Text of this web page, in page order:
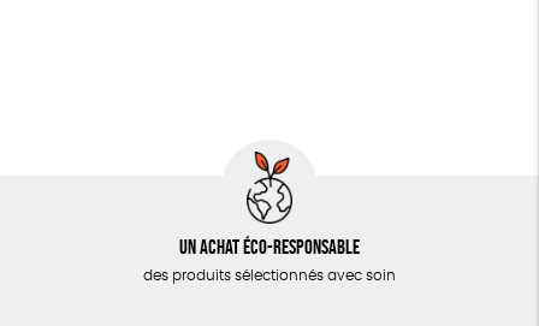
Un achat éco-responsable
des produits sélectionnés avec soin